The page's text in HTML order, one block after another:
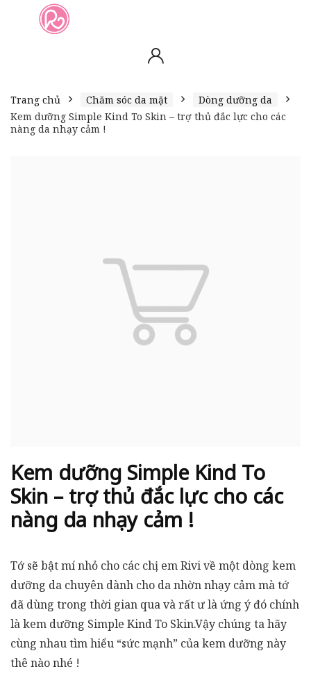
Trang chủ Chăm sóc da mặt
Dòng dưỡng da
Kem dưỡng Simple Kind To Skin – trợ thủ đắc lực cho các
nàng da nhạy cảm !
Kem dưỡng Simple Kind To
Skin – trợ thủ đắc lực cho các
nàng da nhạy cảm !
Tớ sẽ bật mí nhỏ cho các chị em Rivi về một dòng kem
dưỡng da chuyên dành cho da nhờn nhạy cảm mà tớ
đã dùng trong thời gian qua và rất ư là ứng ý đó chính
là kem dưỡng Simple Kind To Skin.Vậy chúng ta hãy
cùng nhau tìm hiểu “sức mạnh” của kem dưỡng này
thê nào nhé !